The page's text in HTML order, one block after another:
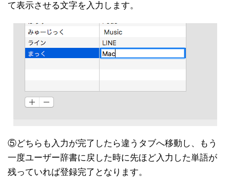
て表示させる文字を入力します。
⑤どちらも入力が完了したら違うタブへ移動し、もう
一度ユーザー辞書に戻した時に先ほど入力した単語が
残っていれば登録完了となります。